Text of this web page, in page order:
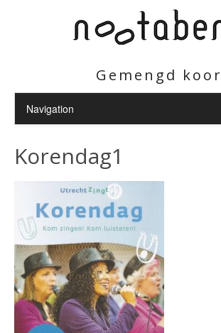
Gemengd koor
Korendag1